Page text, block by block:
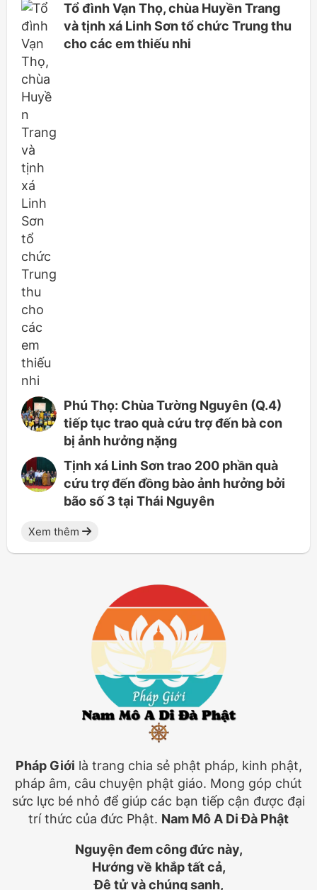
Tổ đình Vạn Thọ, chùa Huyền Trang
và tịnh xá Linh Sơn tổ chức Trung thu
cho các em thiếu nhi
Phú Thọ: Chùa Tường Nguyên (Q.4)
tiếp tục trao quà cứu trợ đến bà con
bị ảnh hưởng nặng
Tịnh xá Linh Sơn trao 200 phần quà
cứu trợ đến đồng bào ảnh hưởng bởi
bão số 3 tại Thái Nguyên
Xem thêm
Pháp Giới là trang chia sẻ phật pháp, kinh phật,
pháp âm, câu chuyện phật giáo. Mong góp chút
sức lực bé nhỏ để giúp các bạn tiếp cận được đại
trí thức của đức Phật. Nam Mô A Di Đà Phật
Nguyện đem công đức này,
Hướng về khắp tất cả,
Đệ tử và chúng sanh,